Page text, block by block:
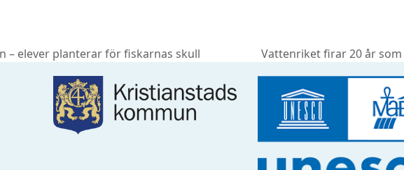
– elever planterar för fiskarnas skull
next
post:
Vattenriket firar 20 år